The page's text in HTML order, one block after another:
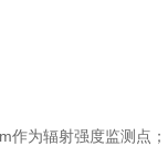
作为辐射强度监测点；